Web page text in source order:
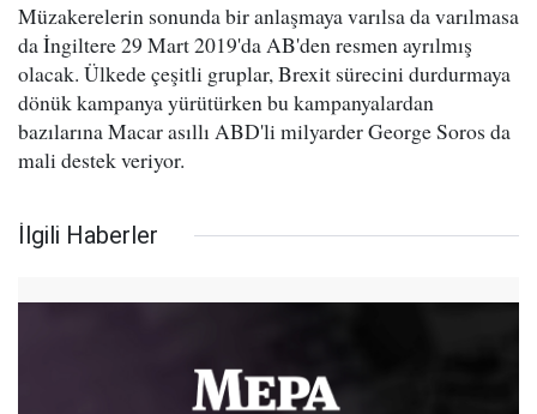
Müzakerelerin sonunda bir anlaşmaya varılsa da varılmasa
da İngiltere 29 Mart 2019'da AB'den resmen ayrılmış
olacak. Ülkede çeşitli gruplar, Brexit sürecini durdurmaya
dönük kampanya yürütürken bu kampanyalardan
bazılarına Macar asıllı ABD'li milyarder George Soros da
mali destek veriyor.
İlgili Haberler